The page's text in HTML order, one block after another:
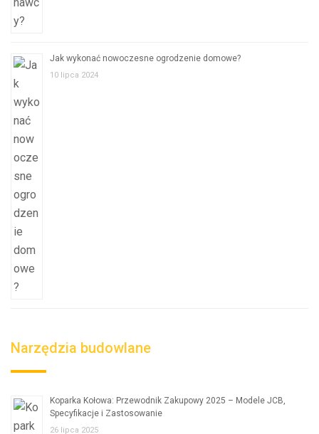
Jak wykonać nowoczesne ogrodzenie domowe?
10 lipca 2024
Narzędzia budowlane
Koparka Kołowa: Przewodnik Zakupowy 2025 – Modele JCB,
Specyfikacje i Zastosowanie
26 lipca 2025